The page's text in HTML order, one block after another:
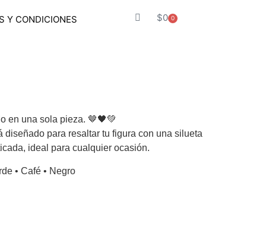
Y CONDICIONES $0 0
en una sola pieza. 🤎🖤💚
diseñado para resaltar tu figura con una silueta
ideal para cualquier ocasión.
• Café • Negro